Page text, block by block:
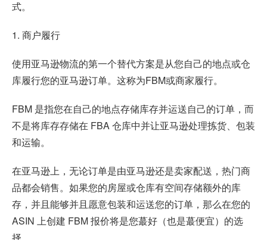
式。
1. 商户履行
使用亚马逊物流的第一个替代方案是从您自己的地点或仓
库履行您的亚马逊订单。这称为FBM或商家履行。
FBM 是指您在自己的地点存储库存并运送自己的订单，而
不是将库存存储在 FBA 仓库中并让亚马逊处理拣货、包装
和运输。
在亚马逊上，无论订单是由亚马逊还是卖家配送，热门商
品都会销售。如果您的房屋或仓库有空间存储额外的库
存，并且能够并且愿意包装和运送您的订单，那么在您的
ASIN 上创建 FBM 报价将是您蕞好（也是蕞便宜）的选